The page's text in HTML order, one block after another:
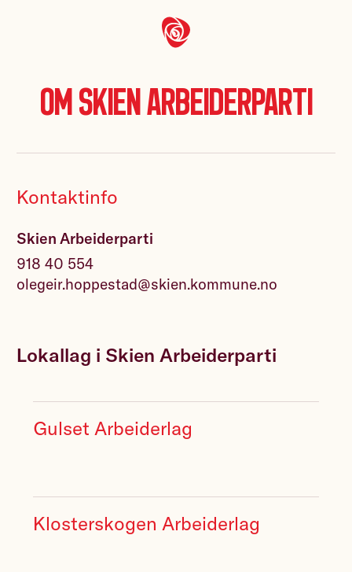
Om Skien Arbeiderparti
Kontaktinfo
Skien Arbeiderparti
918 40 554
olegeir.hoppestad@skien.kommune.no
Lokallag i Skien Arbeiderparti
Gulset Arbeiderlag
Klosterskogen Arbeiderlag